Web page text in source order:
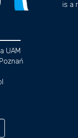
is a
UAM